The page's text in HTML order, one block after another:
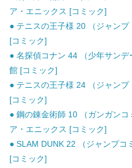
ア・エニックス [コミック]
● テニスの王子様 20 （ジャン
[コミック]
● 名探偵コナン 44 （少年サン
館 [コミック]
● テニスの王子様 24 （ジャン
[コミック]
● 鋼の錬金術師 10 （ガンガン
ア・エニックス [コミック]
● SLAM DUNK 22 （ジャンプコ
[コミック]